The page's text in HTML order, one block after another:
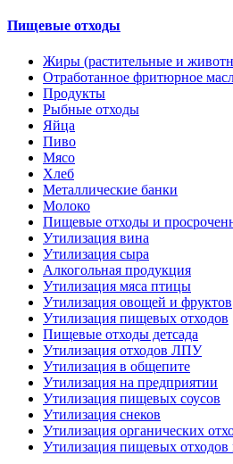
Пищевые отходы
Жиры (растительные и
Отработанное фритюрное
Продукты
Рыбные отходы
Яйца
Пиво
Мясо
Хлеб
Металлические банки
Молоко
Пищевые отходы и
Утилизация вина
Утилизация сыра
Алкогольная продукция
Утилизация мяса птицы
Утилизация овощей и фруктов
Утилизация пищевых отходов
Пищевые отходы детсада
Утилизация отходов ЛПУ
Утилизация в общепите
Утилизация на предприятии
Утилизация пищевых соусов
Утилизация снеков
Утилизация органических
Утилизация пищевых отходов